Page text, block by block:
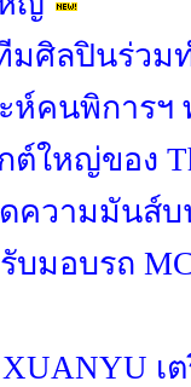
ศิลปินร่วม
ห์คนพิการฯ
ต์ใหญ่ของ
ความมันส์บ
บมอบรถ
เต